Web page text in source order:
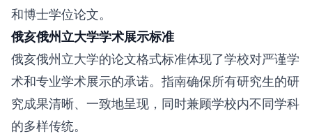
和博士学位论文。
俄亥俄州立大学学术展示标准
俄亥俄州立大学的论文格式标准体现了学校对严谨学
术和专业学术展示的承诺。指南确保所有研究生的研
究成果清晰、一致地呈现，同时兼顾学校内不同学科
的多样传统。